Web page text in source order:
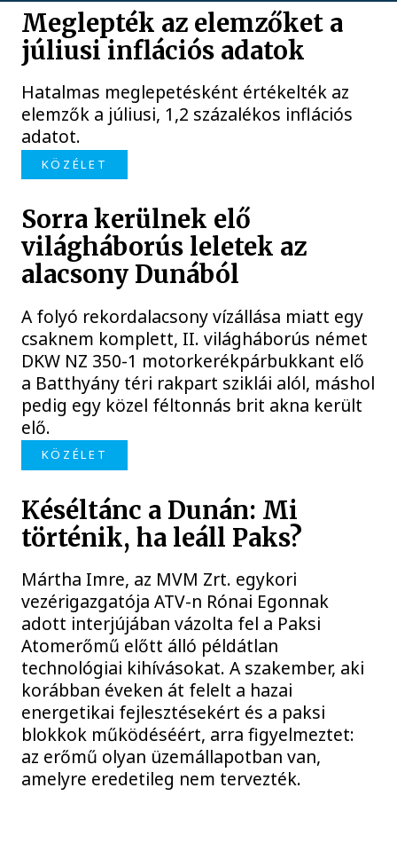
Meglepték az elemzőket a
júliusi inflációs adatok
Hatalmas meglepetésként értékelték az
elemzők a júliusi, 1,2 százalékos inflációs
adatot.
KÖZÉLET
Sorra kerülnek elő
világháborús leletek az
alacsony Dunából
A folyó rekordalacsony vízállása miatt egy
csaknem komplett, II. világháborús német
DKW NZ 350-1 motorkerékpárbukkant elő
a Batthyány téri rakpart sziklái alól, máshol
pedig egy közel féltonnás brit akna került
elő.
KÖZÉLET
Késéltánc a Dunán: Mi
történik, ha leáll Paks?
Mártha Imre, az MVM Zrt. egykori
vezérigazgatója ATV-n Rónai Egonnak
adott interjújában vázolta fel a Paksi
Atomerőmű előtt álló példátlan
technológiai kihívásokat. A szakember, aki
korábban éveken át felelt a hazai
energetikai fejlesztésekért és a paksi
blokkok működéséért, arra figyelmeztet:
az erőmű olyan üzemállapotban van,
amelyre eredetileg nem tervezték.